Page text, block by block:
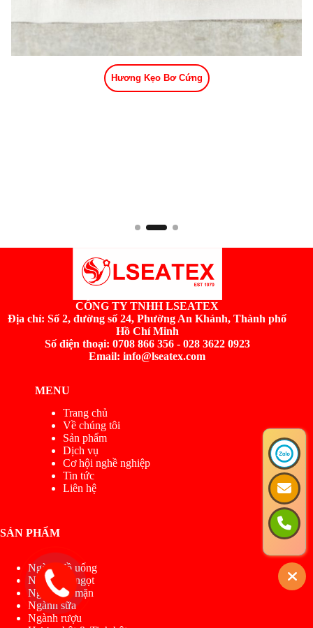
Hương Kẹo Bơ Cứng
CÔNG TY TNHH LSEATEX
Địa chỉ: Số 2, đường số 24, Phường An Khánh, Thành phố
Hồ Chí Minh
Số điện thoại: 0708 866 356 - 028 3622 0923
Email: info@lseatex.com
MENU
Trang chủ
Về chúng tôi
Sản phẩm
Dịch vụ
Cơ hội nghề nghiệp
Tin tức
Liên hệ
SẢN PHẨM
Ngành đồ uống
Ngành đồ ngọt
Ngành đồ mặn
Ngành sữa
Ngành rượu